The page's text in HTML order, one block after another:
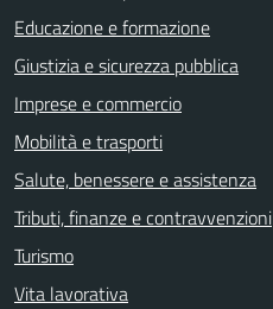
Educazione e formazione
Giustizia e sicurezza pubblica
Imprese e commercio
Mobilità e trasporti
Salute, benessere e assistenza
Tributi, finanze e contravvenzioni
Turismo
Vita lavorativa